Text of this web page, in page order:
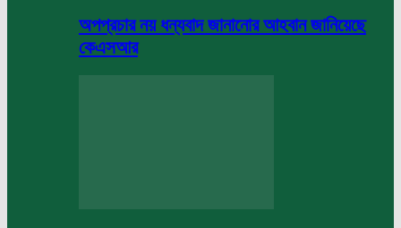
অপপ্রচার নয় ধন্যবাদ জানানোর আহবান জানিয়েছে
কেএসআর